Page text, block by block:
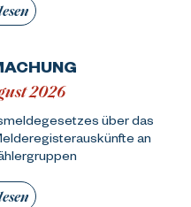
2026
über das
an